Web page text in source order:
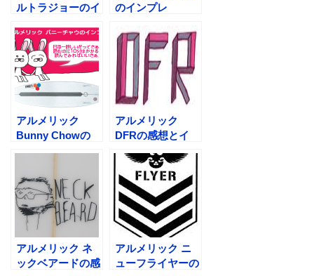
ルトラジョーのイ
のインプレ
アルメリック
Bunny Chowの
アルメリック
DFRの感想とイ
アルメリック ネ
ックベアードの感
アルメリック ニ
ューフライヤーの